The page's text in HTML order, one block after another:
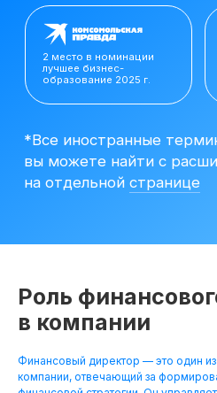
на отдельной
Роль
в компании
Финансовый директор — это один
компании, отвечающий заРезюме